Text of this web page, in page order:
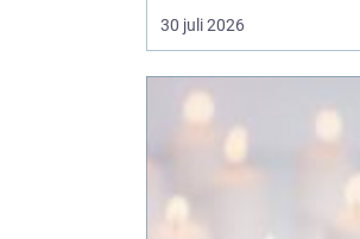
skugga. Det påverkar hur
länge gästerna stannar,
och om de väljer att
komma tillbaka. När
kraven på komfort,
30 juli 2026